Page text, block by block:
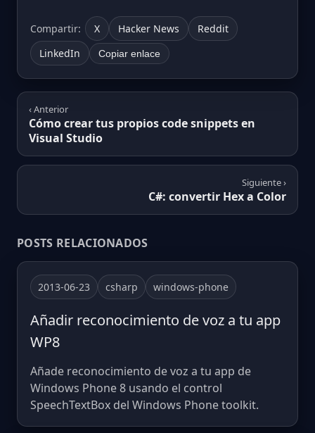
Compartir: X Hacker News
Reddit
LinkedIn
Copiar enlace
‹ Anterior
Cómo crear tus propios code snippets en
Visual Studio
Siguiente ›
C#: convertir Hex a Color
POSTS RELACIONADOS
2013-06-23 csharp windows-phone
Añadir reconocimiento de voz a tu app
WP8
Añade reconocimiento de voz a tu app de
Windows Phone 8 usando el control
SpeechTextBox del Windows Phone toolkit.